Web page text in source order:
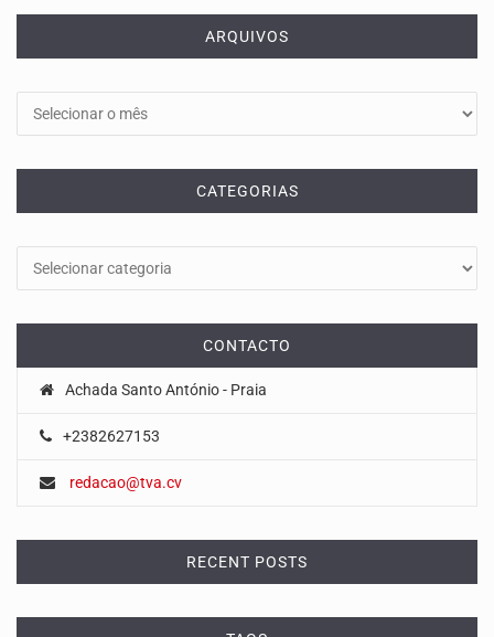
ARQUIVOS
CATEGORIAS
CONTACTO
Achada Santo António - Praia
+2382627153
redacao@tva.cv
RECENT POSTS